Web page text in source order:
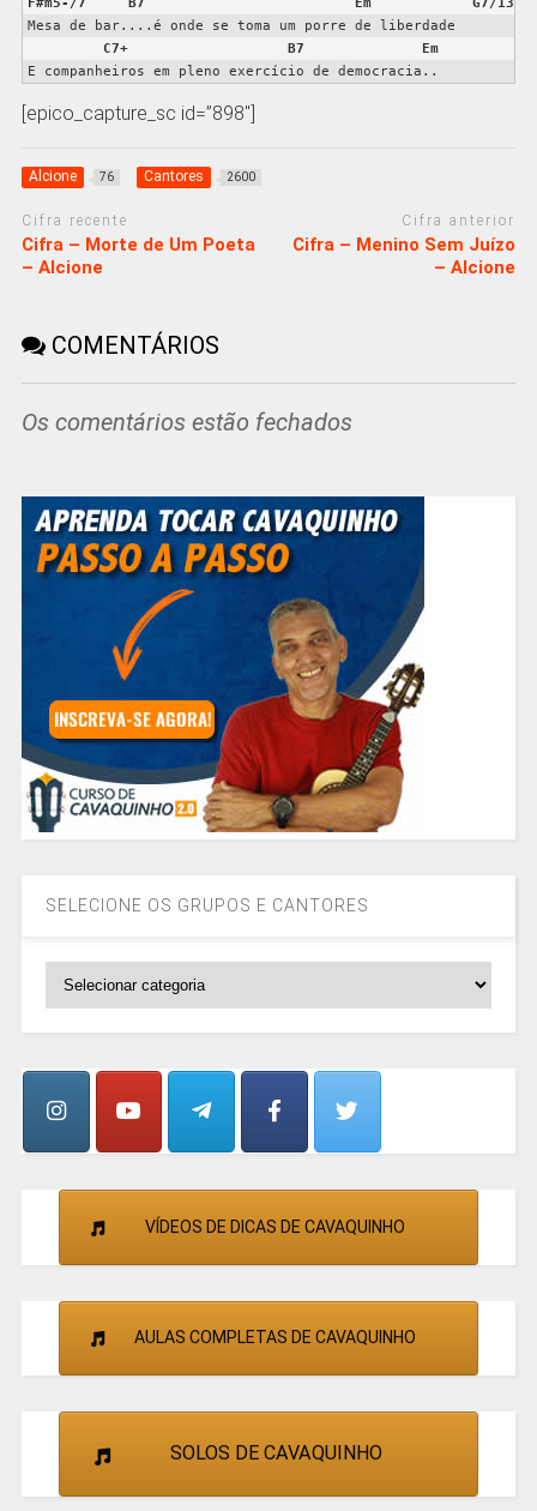
Mesa de bar....é onde se toma um porre de liberdade
C7+
B7
Em
E companheiros em pleno exercício de democracia..
[epico_capture_sc id=”898″]
Alcione 76 Cantores 2600
Cifra recente
Cifra – Morte de Um Poeta
– Alcione
Cifra anterior
Cifra – Menino Sem Juízo
– Alcione
COMENTÁRIOS
Os comentários estão fechados
SELECIONE OS GRUPOS E CANTORES
SELECIONE
CANTORES
VÍDEOS DE DICAS DE CAVAQUINHO
AULAS COMPLETAS DE CAVAQUINHO
SOLOS DE CAVAQUINHO